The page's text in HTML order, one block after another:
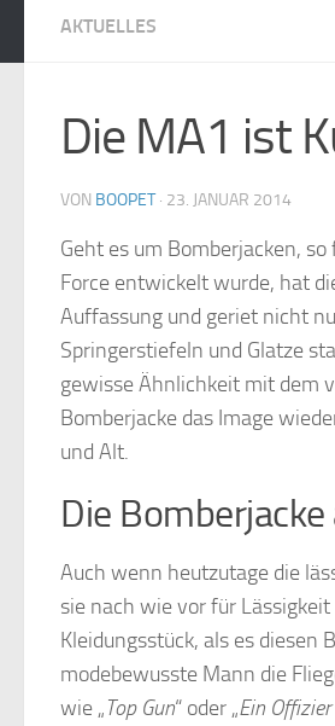
AKTUELLES
Die MA1 ist
VON BOOPET · 23. JANUAR 2014
Geht es um Bomberjacken,
Force entwickelt wurde, hat
Auffassung und geriet nicht
Springerstiefeln und Glatze
gewisse Ähnlichkeit mit dem
Bomberjacke das Image
und Alt.
Die
Auch wenn heutzutage die
sie nach wie vor für
Kleidungsstück, als es
modebewusste Mann die
wie „Top Gun“ oder „Ein